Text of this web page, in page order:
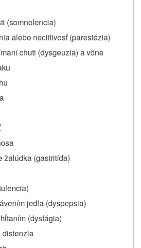
(somnolencia)
alebo necitlivosť (parestézia)
chuti (dysgeuzia) a vône
žalúdka (gastritída)
jedla (dyspepsia)
(dysfágia)